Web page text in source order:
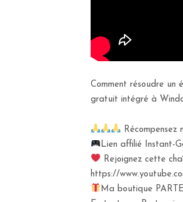
Comment résoudre un
gratuit intégré à
Récompensez
Lien affilié Instant-
Rejoignez cette
https://
Ma boutique